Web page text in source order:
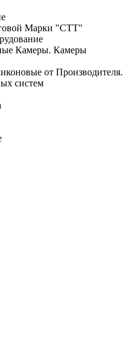
Марки "СТТ"
Камеры. Камеры
от Производителя.
систем